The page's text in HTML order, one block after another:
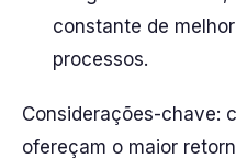
constante de
processos.
Considerações-chave:
ofereçam o maior